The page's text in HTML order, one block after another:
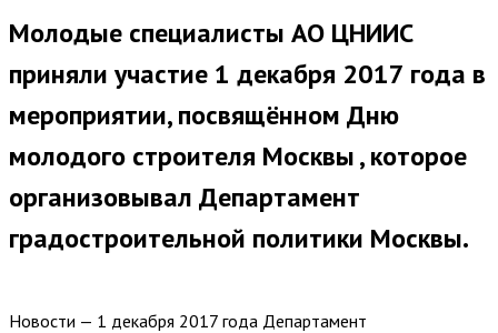
Молодые специалисты АО ЦНИИС
приняли участие 1 декабря 2017 года в
мероприятии, посвящённом Дню
молодого строителя Москвы , которое
организовывал Департамент
градостроительной политики Москвы.
Новости — 1 декабря 2017 года Департамент